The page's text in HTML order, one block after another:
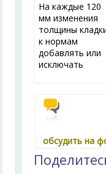
На каждые 120
мм изменения
толщины
к нормам
добавлять или
исключать
обсудить на